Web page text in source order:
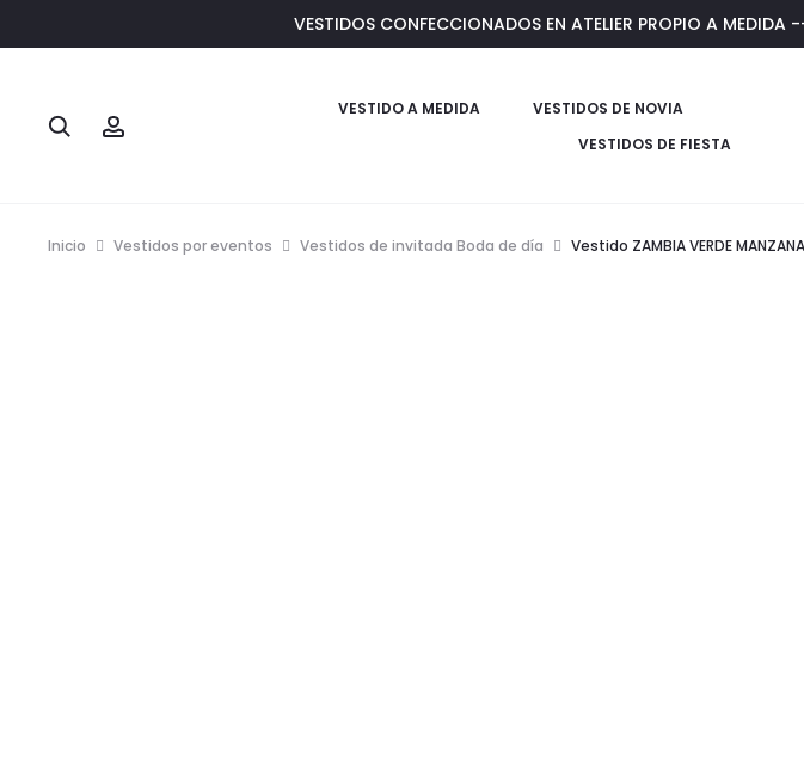
VESTIDOS CONFECCIONADOS EN ATELIER PROPIO A
Buscar
VESTIDO A MEDIDA
VESTIDOS DE NOVIA
VESTIDOS DE FIESTA
Inicio Vestidos por eventos Vestidos de invitada Boda de día Vestido ZAMBIA VERDE MANZANA